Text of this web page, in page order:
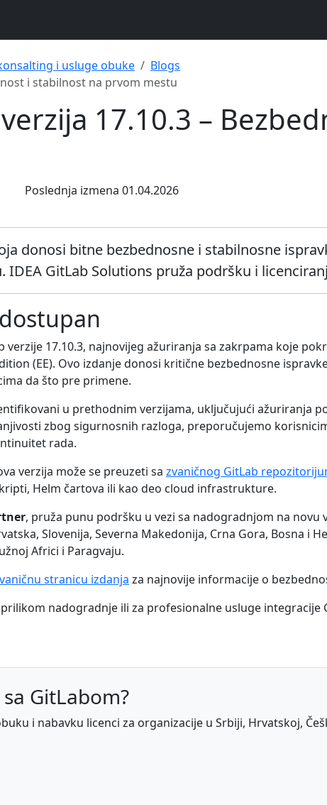
i usluge obuke
Blogs
i stabilnost na prvom mestu
17.10.3 –
Poslednja izmena 01.04.2026
donosi bitne bezbednosne i stabilnosne
GitLab Solutions pruža podršku i
17.10.3, najnovijeg ažuriranja sa zakrpama koje
(EE). Ovo izdanje donosi kritične bezbednosne
da što pre primene.
u prethodnim verzijama, uključujući ažuriranja
zbog sigurnosnih razloga, preporučujemo
rada.
verzija može se preuzeti sa zvaničnog GitLab
Helm čartova ili kao deo cloud infrastrukture.
, pruža punu podršku u vezi sa nadogradnjom na novu
Slovenija, Severna Makedonija, Crna Gora, Bosna i
Africi i Paragvaju.
stranicu izdanja za najnovije informacije o
nadogradnje ili za profesionalne usluge integracije
GitLabom?
i nabavku licenci za organizacije u Srbiji, Hrvatskoj,